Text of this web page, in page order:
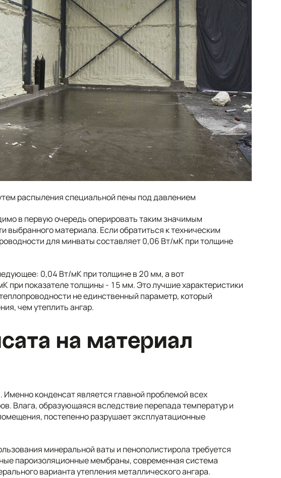
распыления специальной пены под давлением
в первую очередь оперировать таким значимым
выбранного материала. Если обратиться к техническим
для минваты составляет 0,06 Вт/мK при толщине
0,04 Вт/мK при толщине в 20 мм, а вот
при показателе толщины - 15 мм. Это лучшие характеристики
не единственный параметр, который
чем утеплить ангар.
на материал
конденсат является главной проблемой всех
Влага, образующаяся вследствие перепада температур и
постепенно разрушает эксплуатационные
минеральной ваты и пенополистирола требуется
пароизоляционные мембраны, современная система
варианта утепления металлического ангара.